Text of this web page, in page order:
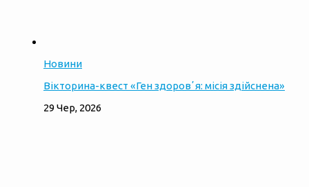
Новини
Вікторина-квест «Ген здоровʼя: місія здійснена»
29 Чер, 2026